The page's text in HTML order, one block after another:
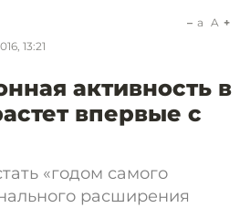
13:21
a A
активность в
впервые с
«годом самого
расширения